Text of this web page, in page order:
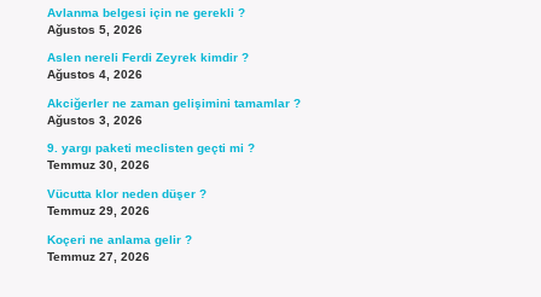
Avlanma belgesi için ne gerekli ?
Ağustos 5, 2026
Aslen nereli Ferdi Zeyrek kimdir ?
Ağustos 4, 2026
Akciğerler ne zaman gelişimini tamamlar ?
Ağustos 3, 2026
9. yargı paketi meclisten geçti mi ?
Temmuz 30, 2026
Vücutta klor neden düşer ?
Temmuz 29, 2026
Koçeri ne anlama gelir ?
Temmuz 27, 2026